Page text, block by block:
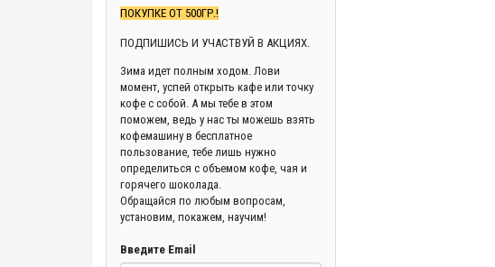
ПОКУПКЕ ОТ 500ГР.!
ПОДПИШИСЬ И УЧАСТВУЙ В АКЦИЯХ.
Зима идет полным ходом. Лови
момент, успей открыть кафе или точку
кофе с собой. А мы тебе в этом
поможем, ведь у нас ты можешь взять
кофемашину в бесплатное
пользование, тебе лишь нужно
определиться с объемом кофе, чая и
горячего шоколада.
Обращайся по любым вопросам,
установим, покажем, научим!
Введите Email